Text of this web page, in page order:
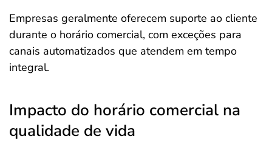
Empresas geralmente oferecem suporte ao cliente
durante o horário comercial, com exceções para
canais automatizados que atendem em tempo
integral.
Impacto do horário comercial na
qualidade de vida